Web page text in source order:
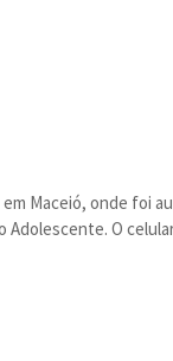
em Maceió, onde foi
Adolescente. O